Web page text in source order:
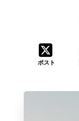
ポスト